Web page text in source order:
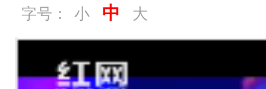
字号：
小 中 大